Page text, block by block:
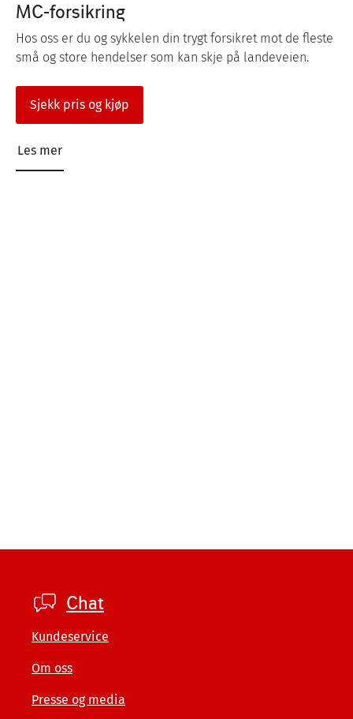
MC-forsikring
Hos oss er du og sykkelen din trygt forsikret mot de fleste
små og store hendelser som kan skje på landeveien.
Sjekk pris og kjøp
Les mer
Footer
private
Chat
Kundeservice
Om oss
Presse og media